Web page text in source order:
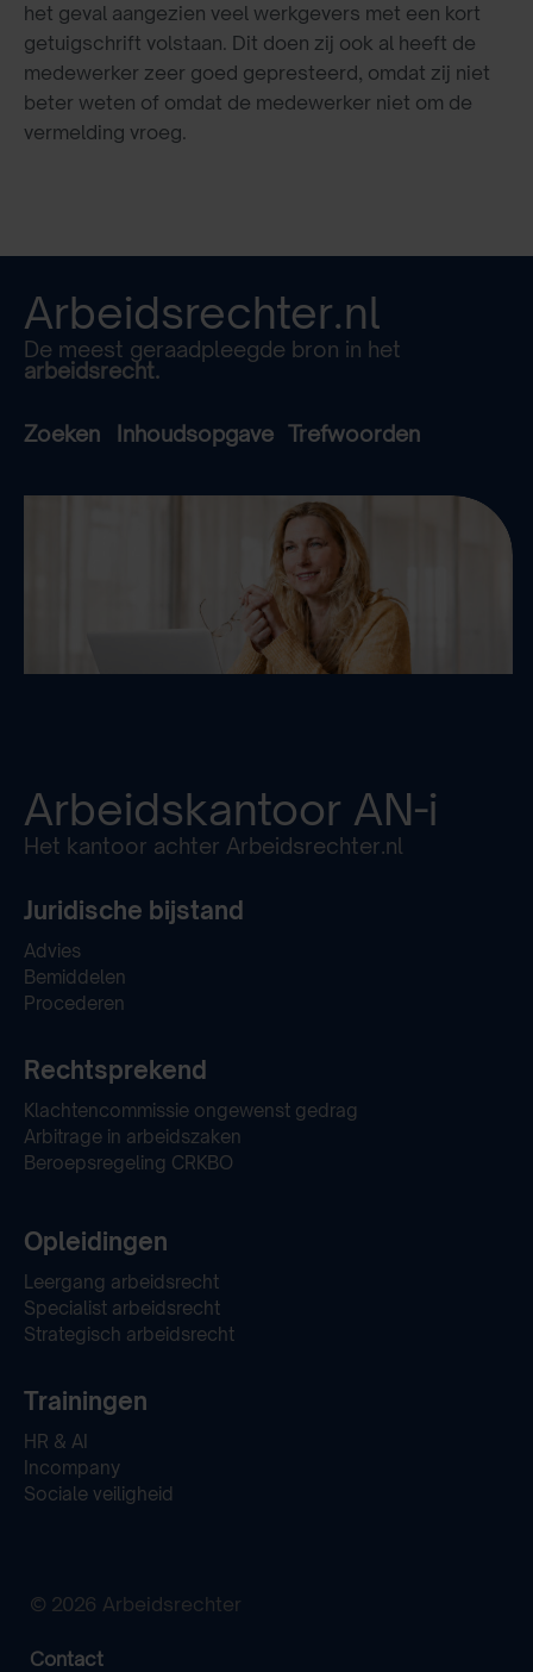
het geval aangezien veel werkgevers met een kort
getuigschrift volstaan. Dit doen zij ook al heeft de
medewerker zeer goed gepresteerd, omdat zij niet
beter weten of omdat de medewerker niet om de
vermelding vroeg.
Arbeidsrechter.nl
De meest geraadpleegde bron in het
arbeidsrecht.
Zoeken Inhoudsopgave Trefwoorden
Arbeidskantoor AN-i
Het kantoor achter Arbeidsrechter.nl
Juridische bijstand
Advies
Bemiddelen
Procederen
Rechtsprekend
Klachtencommissie ongewenst gedrag
Arbitrage in arbeidszaken
Beroepsregeling CRKBO
Opleidingen
Leergang arbeidsrecht
Specialist arbeidsrecht
Strategisch arbeidsrecht
Trainingen
HR & AI
Incompany
Sociale veiligheid
© 2026 Arbeidsrechter
Contact